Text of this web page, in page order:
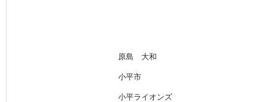
原島 大和
小平市
小平ライオンズ